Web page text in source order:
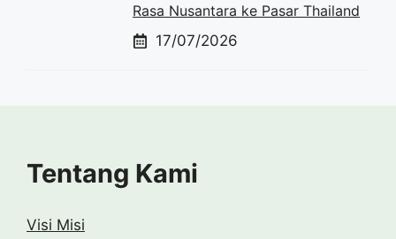
Rasa Nusantara ke Pasar Thailand
17/07/2026
Tentang Kami
Visi Misi